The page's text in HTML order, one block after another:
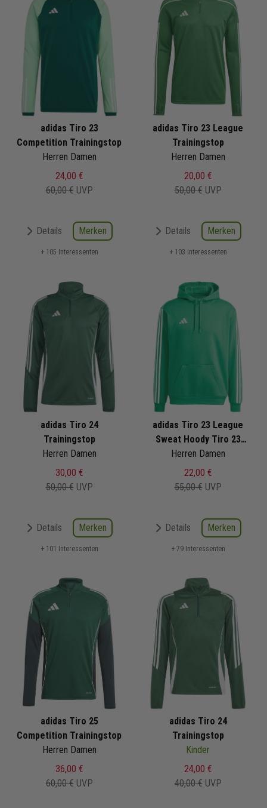
adidas Tiro 23
Competition Trainingstop
Herren Damen
24,00 €
60,00 € UVP
Details Merken
+ 105 Interessenten
adidas Tiro 23 League
Trainingstop
Herren Damen
20,00 €
50,00 € UVP
Details Merken
+ 103 Interessenten
adidas Tiro 24
Trainingstop
Herren Damen
30,00 €
50,00 € UVP
Details Merken
+ 101 Interessenten
adidas Tiro 23 League
Sweat Hoody Tiro 23
League
Herren Damen
22,00 €
55,00 € UVP
Details Merken
+ 79 Interessenten
adidas Tiro 25
Competition Trainingstop
Herren Damen
36,00 €
60,00 € UVP
adidas Tiro 24
Trainingstop
Kinder
24,00 €
40,00 € UVP